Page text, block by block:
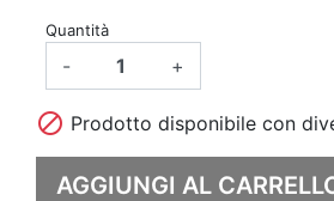
Quantità
- +
 Prodotto disponibile con
AGGIUNGI AL